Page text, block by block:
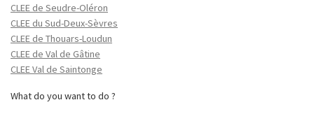
CLEE de Seudre-Oléron
CLEE du Sud-Deux-Sèvres
CLEE de Thouars-Loudun
CLEE de Val de Gâtine
CLEE Val de Saintonge
What do you want to do ?